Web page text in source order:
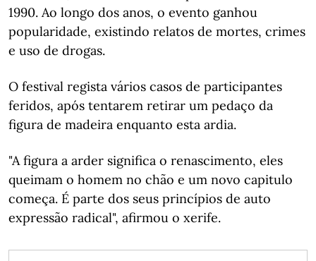
1990. Ao longo dos anos, o evento ganhou
popularidade, existindo relatos de mortes, crimes
e uso de drogas.
O festival regista vários casos de participantes
feridos, após tentarem retirar um pedaço da
figura de madeira enquanto esta ardia.
"A figura a arder significa o renascimento, eles
queimam o homem no chão e um novo capitulo
começa. É parte dos seus princípios de auto
expressão radical", afirmou o xerife.